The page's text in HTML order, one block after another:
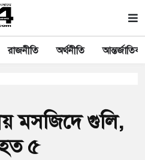
রাজনীতি অর্থনীতি আন্তর্জাতিক
মসজিদে গুলি,
৫